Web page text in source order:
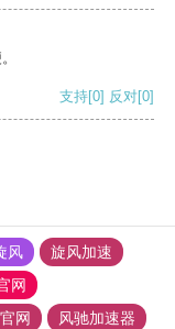
支持[0] 反对[0]
风
旋风加速
网
网
风驰加速器